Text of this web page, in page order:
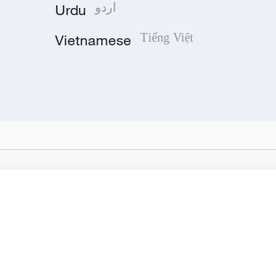
Urdu اردو
Vietnamese Tiếng Việt